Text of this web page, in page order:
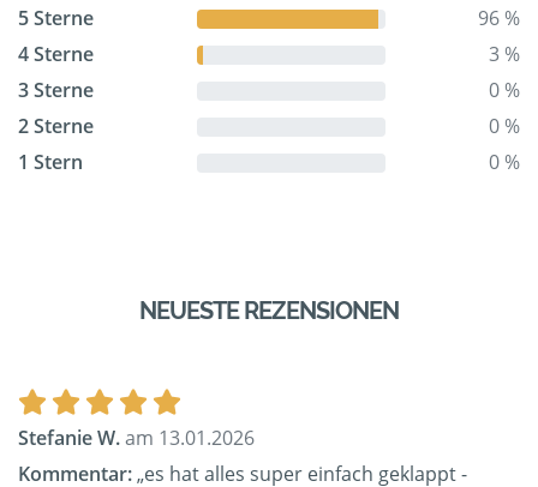
5 Sterne
96 %
4 Sterne
3 %
3 Sterne
0 %
2 Sterne
0 %
1 Stern
0 %
NEUESTE REZENSIONEN
Stefanie W.am 13.01.2026
Kommentar:„es hat alles super einfach geklappt -